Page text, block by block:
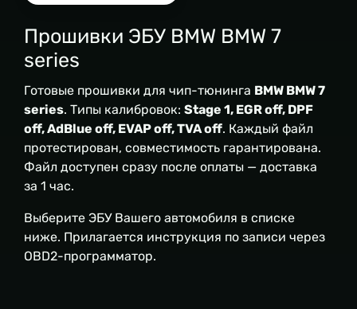
Прошивки ЭБУ BMW BMW 7
series
Готовые прошивки для чип-тюнинга BMW BMW 7
series. Типы калибровок: Stage 1, EGR off, DPF
off, AdBlue off, EVAP off, TVA off. Каждый файл
протестирован, совместимость гарантирована.
Файл доступен сразу после оплаты — доставка
за 1 час.
Выберите ЭБУ Вашего автомобиля в списке
ниже. Прилагается инструкция по записи через
OBD2-программатор.